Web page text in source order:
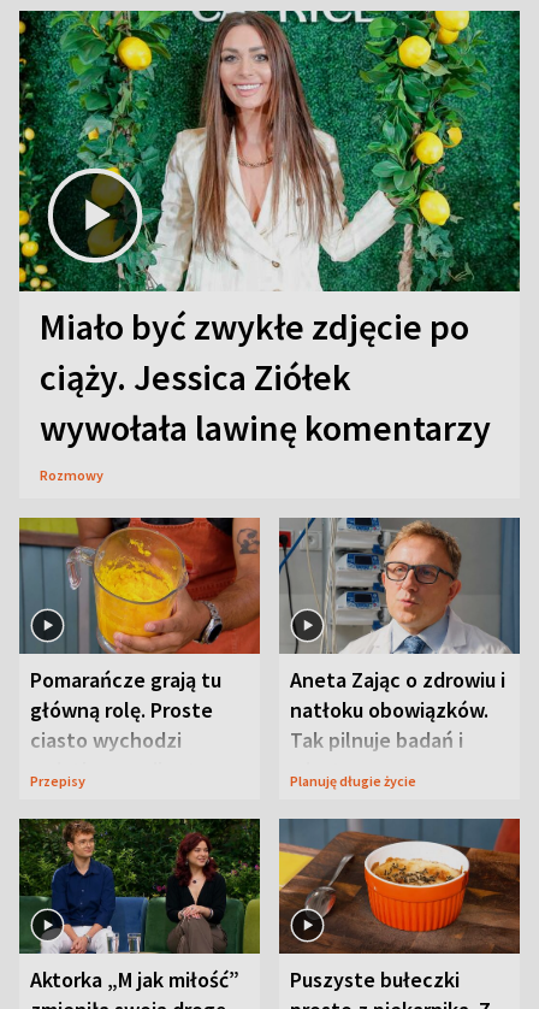
Miało być zwykłe zdjęcie po
ciąży. Jessica Ziółek
wywołała lawinę komentarzy
Rozmowy
Pomarańcze grają tu
główną rolę. Proste
ciasto wychodzi
wyjątkowo wilgotne
Przepisy
Aneta Zając o zdrowiu i
natłoku obowiązków.
Tak pilnuje badań i
wizyt
Planuję długie życie
Aktorka „M jak miłość”
Puszyste bułeczki